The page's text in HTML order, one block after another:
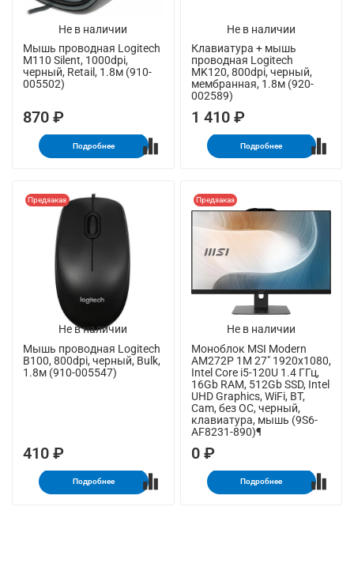
Не в наличии
Мышь проводная Logitech
M110 Silent, 1000dpi,
черный, Retail, 1.8м (910-
005502)
870 ₽
Подробнее
Не в наличии
Клавиатура + мышь
проводная Logitech
MK120, 800dpi, черный,
мембранная, 1.8м (920-
002589)
1 410 ₽
Подробнее
Не в наличии
Предзаказ
Мышь проводная Logitech
B100, 800dpi, черный, Bulk,
1.8м (910-005547)
410 ₽
Подробнее
Не в наличии
Предзаказ
Моноблок MSI Modern
AM272P 1M 27" 1920x1080,
Intel Core i5-120U 1.4 ГГц,
16Gb RAM, 512Gb SSD, Intel
UHD Graphics, WiFi, BT,
Cam, без ОС, черный,
клавиатура, мышь (9S6-
AF8231-890)¶
0 ₽
Подробнее